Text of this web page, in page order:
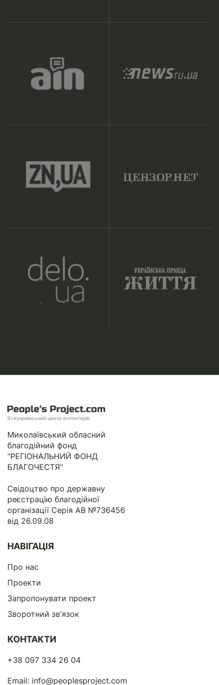
Всеукраїнський центр волонтерів
Миколаївський обласний
благодійний фонд
“РЕГІОНАЛЬНИЙ ФОНД
БЛАГОЧЕСТЯ”
Свідоцтво про державну
реєстрацію благодійної
організації Серія АВ №736456
від 26.09.08
НАВІГАЦІЯ
Про нас
Проекти
Запропонувати проект
Зворотний зв’язок
КОНТАКТИ
+38 097 334 26 04
Email: info@peoplesproject.com